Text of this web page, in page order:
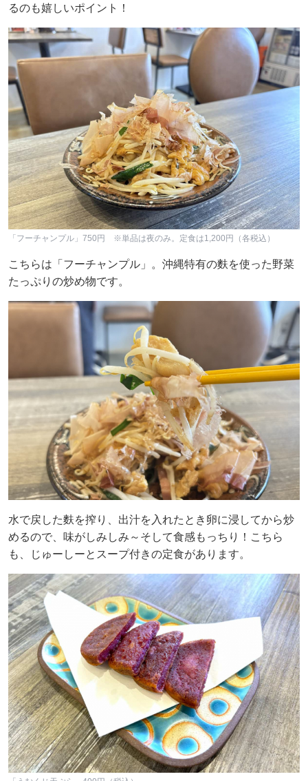
るのも嬉しいポイント！
「フーチャンプル」750円 ※単品は夜のみ。定食は1,200円（各税込）
こちらは「フーチャンプル」。沖縄特有の麩を使った野菜
たっぷりの炒め物です。
水で戻した麩を搾り、出汁を入れたとき卵に浸してから炒
めるので、味がしみしみ～そして食感もっちり！こちら
も、じゅーしーとスープ付きの定食があります。